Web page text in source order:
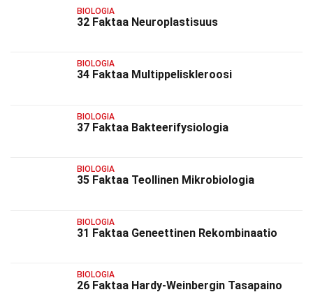
BIOLOGIA
32 Faktaa Neuroplastisuus
BIOLOGIA
34 Faktaa Multippeliskleroosi
BIOLOGIA
37 Faktaa Bakteerifysiologia
BIOLOGIA
35 Faktaa Teollinen Mikrobiologia
BIOLOGIA
31 Faktaa Geneettinen Rekombinaatio
BIOLOGIA
26 Faktaa Hardy-Weinbergin Tasapaino